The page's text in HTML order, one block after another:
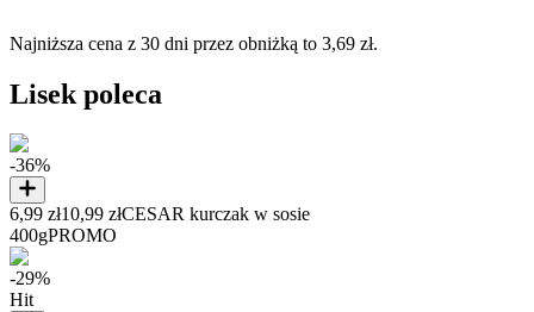
Najniższa cena z 30 dni przez obniżką to 3,69 zł.
Lisek poleca
-36%
6,99 zł10,99 złCESAR kurczak w sosie
400gPROMO
-29%
Hit